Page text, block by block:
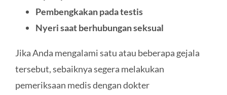
Pembengkakan pada testis
Nyeri saat berhubungan seksual
Jika Anda mengalami satu atau beberapa gejala
tersebut, sebaiknya segera melakukan
pemeriksaan medis dengan dokter